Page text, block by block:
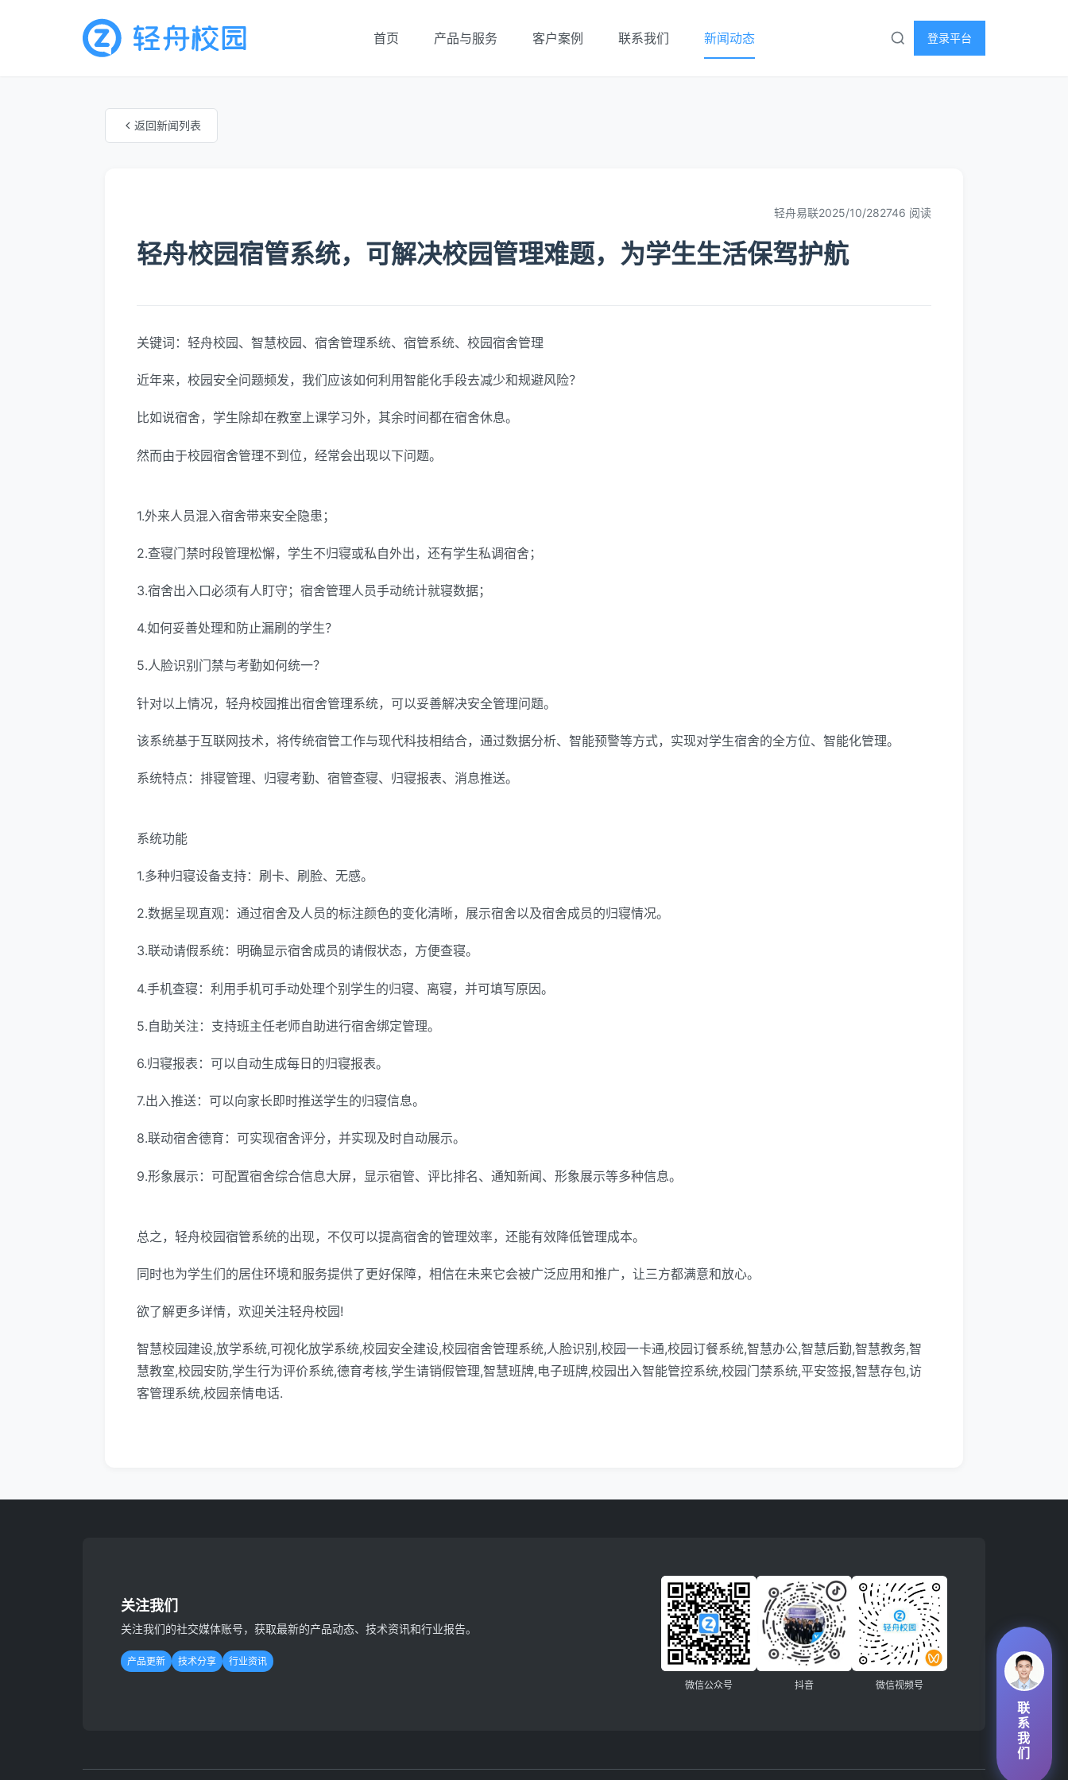
首页 产品与服务 客户案例 联系我们 新闻动态 登录平台
返回新闻列表
轻舟易联2025/10/282746 阅读
轻舟校园宿管系统，可解决校园管理难题，为学生生活保驾护航
关键词：轻舟校园、智慧校园、宿舍管理系统、宿管系统、校园宿舍管理
近年来，校园安全问题频发，我们应该如何利用智能化手段去减少和规避风险？
比如说宿舍，学生除却在教室上课学习外，其余时间都在宿舍休息。
然而由于校园宿舍管理不到位，经常会出现以下问题。
1.外来人员混入宿舍带来安全隐患；
2.查寝门禁时段管理松懈，学生不归寝或私自外出，还有学生私调宿舍；
3.宿舍出入口必须有人盯守；宿舍管理人员手动统计就寝数据；
4.如何妥善处理和防止漏刷的学生？
5.人脸识别门禁与考勤如何统一？
针对以上情况，轻舟校园推出宿舍管理系统，可以妥善解决安全管理问题。
该系统基于互联网技术，将传统宿管工作与现代科技相结合，通过数据分析、智能预警等方式，实现对学生宿舍的全方位、智能化管理。
系统特点：排寝管理、归寝考勤、宿管查寝、归寝报表、消息推送。
系统功能
1.多种归寝设备支持：刷卡、刷脸、无感。
2.数据呈现直观：通过宿舍及人员的标注颜色的变化清晰，展示宿舍以及宿舍成员的归寝情况。
3.联动请假系统：明确显示宿舍成员的请假状态，方便查寝。
4.手机查寝：利用手机可手动处理个别学生的归寝、离寝，并可填写原因。
5.自助关注：支持班主任老师自助进行宿舍绑定管理。
6.归寝报表：可以自动生成每日的归寝报表。
7.出入推送：可以向家长即时推送学生的归寝信息。
8.联动宿舍德育：可实现宿舍评分，并实现及时自动展示。
9.形象展示：可配置宿舍综合信息大屏，显示宿管、评比排名、通知新闻、形象展示等多种信息。
总之，轻舟校园宿管系统的出现，不仅可以提高宿舍的管理效率，还能有效降低管理成本。
同时也为学生们的居住环境和服务提供了更好保障，相信在未来它会被广泛应用和推广，让三方都满意和放心。
欲了解更多详情，欢迎关注轻舟校园!
智慧校园建设,放学系统,可视化放学系统,校园安全建设,校园宿舍管理系统,人脸识别,校园一卡通,校园订餐系统,智慧办公,智慧后勤,智慧教务,智
慧教室,校园安防,学生行为评价系统,德育考核,学生请销假管理,智慧班牌,电子班牌,校园出入智能管控系统,校园门禁系统,平安签报,智慧存包,访
客管理系统,校园亲情电话.
关注我们
关注我们的社交媒体账号，获取最新的产品动态、技术资讯和行业报告。
产品更新 技术分享 行业资讯
微信公众号 抖音 微信视频号
联
系
我
们